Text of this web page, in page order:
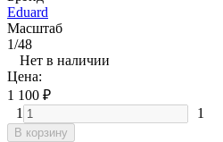
Eduard
Масштаб
1/48
Нет в наличии
Цена:
1 100 ₽
1
1
В корзину